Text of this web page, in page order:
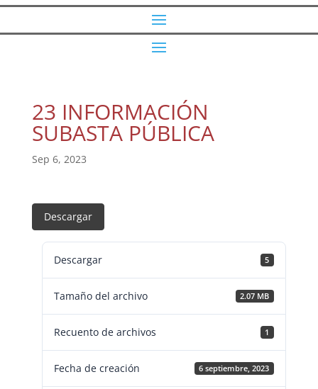
23 INFORMACIÓN
SUBASTA PÚBLICA
Sep 6, 2023
Descargar
Descargar 5
Tamaño del archivo 2.07 MB
Recuento de archivos 1
Fecha de creación 6 septiembre, 2023